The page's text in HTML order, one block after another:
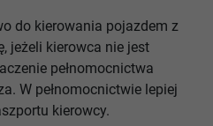
do kierowania pojazdem z
jeżeli kierowca nie jest
pełnomocnictwa
W pełnomocnictwie lepiej
kierowcy.